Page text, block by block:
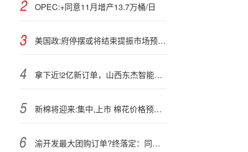
OPEC:+同意11月增产13.7万桶/日
美国政:府停摆或将结束提振市场预期 贵金属大幅飙升有色金属全线上涨
拿下近!2亿新订单，山西东杰智能再次牵手钢铁巨头，海内外市场双线突破
新棉将迎来:集中,上市 棉花价格预期不乐观
渝开发最大团购订单?终落定：同意以物抵债，接手177套住宅冲抵项目尾款